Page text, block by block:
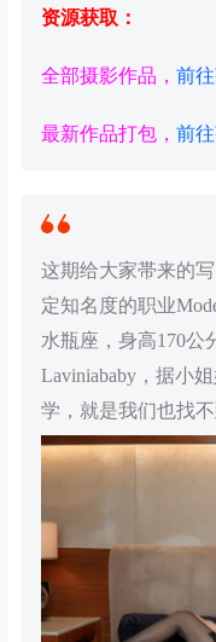
资源获取：
全部摄影作品， 前
最新作品打包， 前
这期给大家帯来的
定知名度的职业
水瓶座，身高170公
Laviniababy，据小
学，就是我们也找不